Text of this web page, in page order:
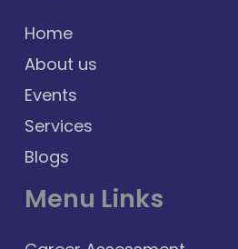
Home
About us
Events
Services
Blogs
Menu Links